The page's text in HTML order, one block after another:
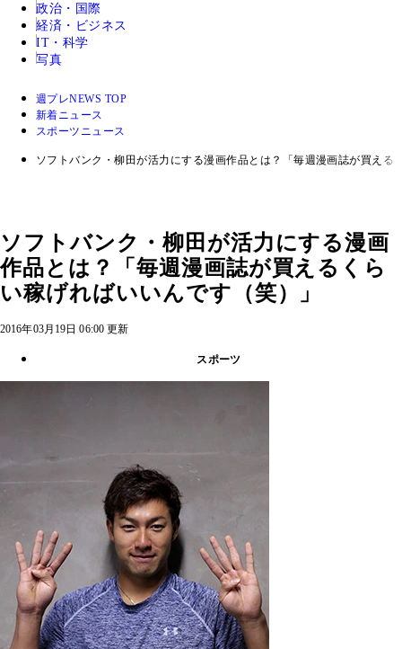
政治・国際
経済・ビジネス
IT・科学
写真
週プレNEWS TOP
新着ニュース
スポーツニュース
ソフトバンク・柳田が活力にする漫画作品とは？「毎週漫画誌が買える
ソフトバンク・柳田が活力にする漫画
作品とは？「毎週漫画誌が買えるくら
い稼げればいいんです（笑）」
2016年03月19日 06:00 更新
スポーツ